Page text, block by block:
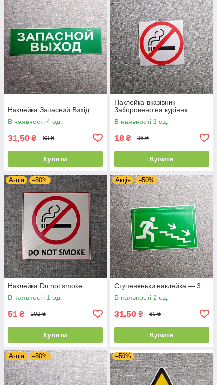
Наклейка Запасний Вихід
В наявності 4 од.
31,50 ₴ 63 ₴
Купити
Наклейка-вказівник
Заборонено на куріння
В наявності 2 од.
18 ₴ 36 ₴
Купити
Акція –50%
Наклейка Do not smoke
В наявності 1 од.
51 ₴ 102 ₴
Купити
Акція –50%
Ступененьки наклейка — 3
В наявності 2 од.
31,50 ₴ 63 ₴
Купити
Акція –50% –50%